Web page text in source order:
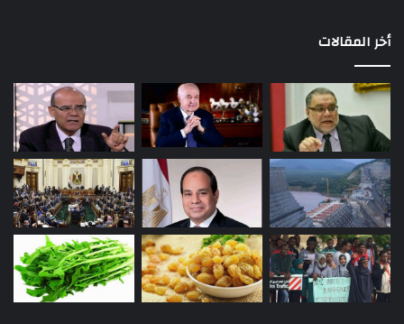
أخر المقالات